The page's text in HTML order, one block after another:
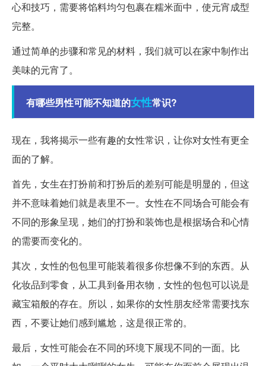
心和技巧，需要将馅料均匀包裹在糯米面中，使元宵成型
完整。
通过简单的步骤和常见的材料，我们就可以在家中制作出
美味的元宵了。
有哪些男性可能不知道的女性常识?
现在，我将揭示一些有趣的女性常识，让你对女性有更全
面的了解。
首先，女生在打扮前和打扮后的差别可能是明显的，但这
并不意味着她们就是表里不一。女性在不同场合可能会有
不同的形象呈现，她们的打扮和装饰也是根据场合和心情
的需要而变化的。
其次，女性的包包里可能装着很多你想像不到的东西。从
化妆品到零食，从工具到备用衣物，女性的包包可以说是
藏宝箱般的存在。所以，如果你的女性朋友经常需要找东
西，不要让她们感到尴尬，这是很正常的。
最后，女性可能会在不同的环境下展现不同的一面。比